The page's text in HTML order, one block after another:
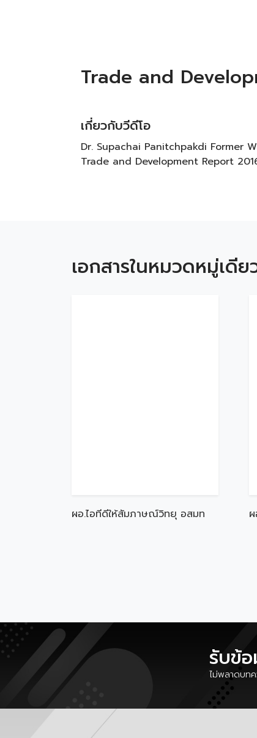
Trade and
เกี่ยวกับวีดีโอ
Dr. Supachai Panitchpakdi Former
Trade and Development Report
เอกสารในหมวดหมู่เดี
ผอ.ไอทีดีให้สัมภาษณ์วิทยุ อสมท
รับข้
ไม่พลาดบท